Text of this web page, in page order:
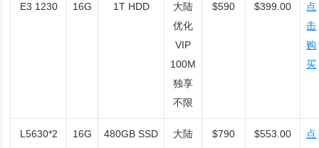
E3 1230 16G 1T HDD
大陆
优化
VIP
100M
独享
不限
$590 $399.00
点
击
购
买
L5630*2 16G 480GB SSD
大陆
$790 $553.00
点